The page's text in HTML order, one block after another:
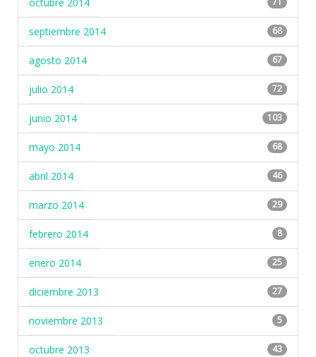
septiembre 2014 68
agosto 2014 67
julio 2014 72
junio 2014 103
mayo 2014 68
abril 2014 46
marzo 2014 29
febrero 2014 8
enero 2014 25
diciembre 2013 27
noviembre 2013 5
octubre 2013 43